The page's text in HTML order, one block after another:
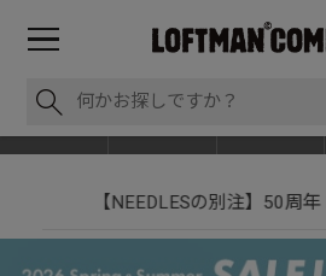
【NEEDLESの別注】50周